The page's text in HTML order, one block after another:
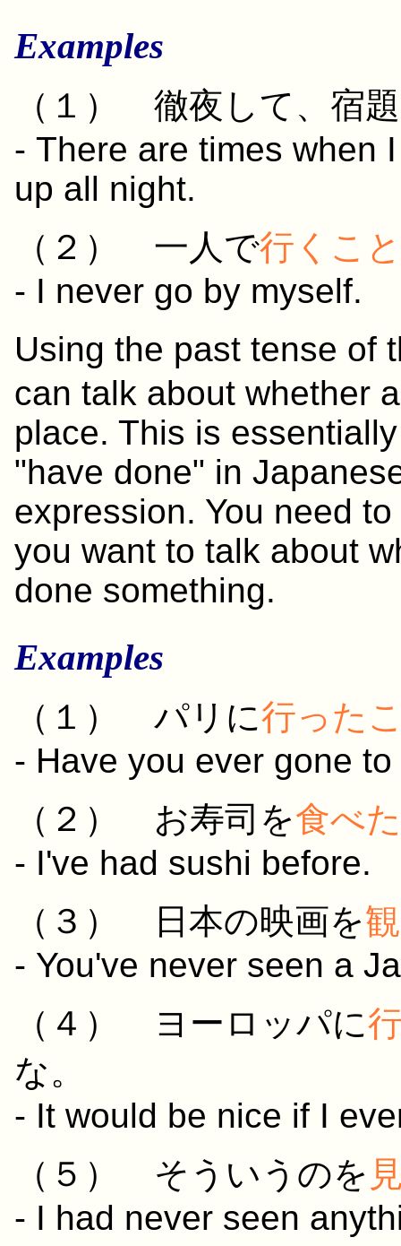
Examples
（１） 徹夜 して 、 宿題
- There are times when
up all night.
（２） 一人 で行く こと
- I never go by myself.
Using the past tense of
can talk about whether
place. This is
"have done" in
expression. You need
you want to talk about
done something.
Examples
（１） パリ に行った
- Have you ever gone
（２） お寿司 を食べた
- I've had sushi before.
（３）
日本の映画を
- You've never seen a
（４）
ヨーロッパに
な。
- It would be nice if I
（５） そういう のを
- I had never seen